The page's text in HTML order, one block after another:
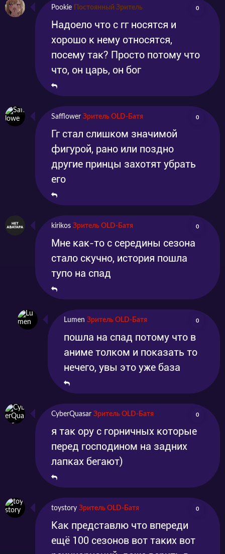
Pookie Постоянный Зритель 0
Надоело что с гг носятся и
хорошо к нему относятся,
посему так? Просто потому что
что, он царь, он бог
Safflower Зритель OLD-Батя 0
Гг стал слишком значимой
фигурой, рано или поздно
другие принцы захотят убрать
его
kirikos Зритель OLD-Батя 0
Мне как-то с середины сезона
стало скучно, история пошла
тупо на спад
Lumen Зритель OLD-Батя 0
пошла на спад потому что в
аниме толком и показать то
нечего, увы это уже база
CyberQuasar Зритель OLD-Батя 0
я так ору с горничных которые
перед господином на задних
лапках бегают)
toystory Зритель OLD-Батя 0
Как представлю что впереди
ещё 100 сезонов вот таких вот